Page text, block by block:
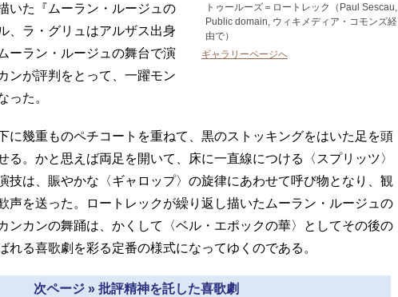
トゥールーズ＝ロートレック（Paul Sescau,
Public domain, ウィキメディア・コモンズ経
由で）
ギャラリーページへ
いた『ムーラン・ルージュの
、ラ・グリュはアルザス出身
ーラン・ルージュの舞台で演
ンが評判をとって、一躍モン
った。
に幾重ものペチコートを重ねて、黒のストッキングをはいた足を頭
る。かと思えば両足を開いて、床に一直線につける〈スプリッツ〉
技は、賑やかな〈ギャロップ〉の旋律にあわせて呼び物となり、観
声を送った。ロートレックが繰り返し描いたムーラン・ルージュの
ンカンの舞踊は、かくして〈ベル・エポックの華〉としてその後の
れる喜歌劇を彩る定番の様式になってゆくのである。
次ページ » 批評精神を託した喜歌劇